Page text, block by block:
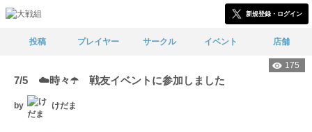
新規登録・ログイン
投稿 プレイヤー サークル イベント 店舗
175
7/5 ☁️時々☂️ 戦友イベントに参加しました
by けだま